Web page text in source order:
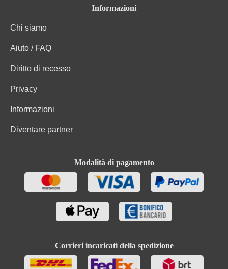
Informazioni
Chi siamo
Aiuto / FAQ
Diritto di recesso
Privacy
Informazioni
Diventare partner
Modalità di pagamento
Corrieri incaricati della spedizione